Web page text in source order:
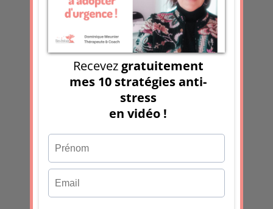
Soumettre le
commentaire
indésirables.
En savoir plus sur la façon
dont les données de vos
commentaires sont traitées.